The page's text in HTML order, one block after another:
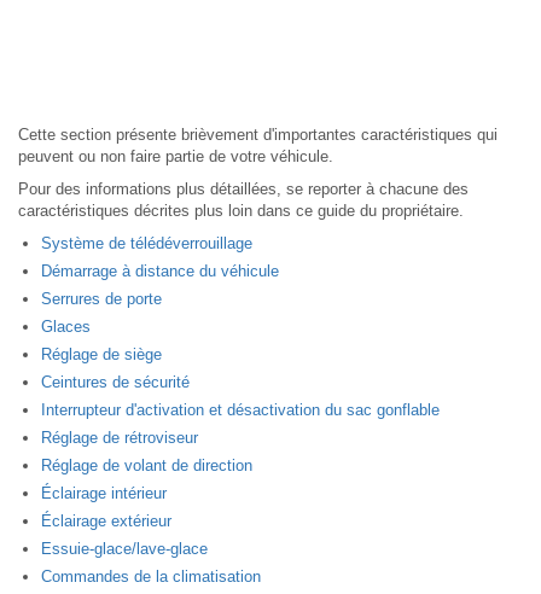
Cette section présente brièvement d'importantes caractéristiques qui
peuvent ou non faire partie de votre véhicule.
Pour des informations plus détaillées, se reporter à chacune des
caractéristiques décrites plus loin dans ce guide du propriétaire.
Système de télédéverrouillage
Démarrage à distance du véhicule
Serrures de porte
Glaces
Réglage de siège
Ceintures de sécurité
Interrupteur d'activation et désactivation du sac gonflable
Réglage de rétroviseur
Réglage de volant de direction
Éclairage intérieur
Éclairage extérieur
Essuie-glace/lave-glace
Commandes de la climatisation